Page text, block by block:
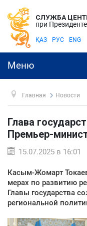
СЛУЖБА
при
ҚАЗ РУС ENG
Меню
Главная Новости
Глава
Премьер-
15.07.2025 в 16:01
Касым-Жомарт
мерах по развитию
Главы государства
региональной